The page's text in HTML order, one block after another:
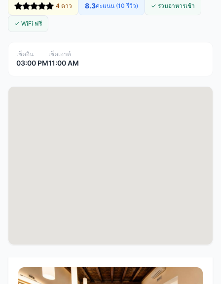
4 ดาว 8.3คะแนน (10 รีวิว) ✓ รวมอาหารเช้า
✓ WiFi ฟรี
เช็คอิน
03:00 PM
เช็คเอาต์
11:00 AM